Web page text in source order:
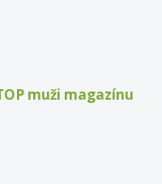
muži magazínu